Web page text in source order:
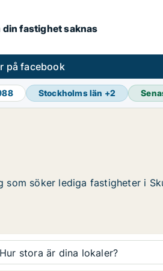
din fastighet saknas
på facebook
Stockholms län +2
söker lediga fastigheter i
Hur stora är dina lokaler?